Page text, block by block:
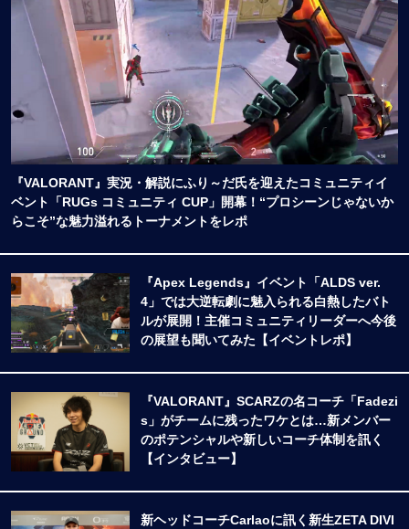
『VALORANT』実況・解説にふり～だ氏を迎えたコミュニティイ
ベント「RUGs コミュニティ CUP」開幕！“プロシーンじゃないか
らこそ”な魅力溢れるトーナメントをレポ
『Apex Legends』イベント「ALDS ver.
4」では大逆転劇に魅入られる白熱したバト
ルが展開！主催コミュニティリーダーへ今後
の展望も聞いてみた【イベントレポ】
『VALORANT』SCARZの名コーチ「Fadezi
s」がチームに残ったワケとは…新メンバー
のポテンシャルや新しいコーチ体制を訊く
【インタビュー】
新ヘッドコーチCarlaoに訊く新生ZETA DIVI